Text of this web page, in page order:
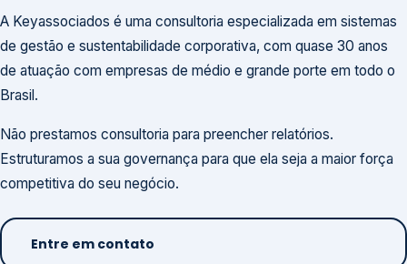
A Keyassociados é uma consultoria especializada em sistemas
de gestão e sustentabilidade corporativa, com quase 30 anos
de atuação com empresas de médio e grande porte em todo o
Brasil.
Não prestamos consultoria para preencher relatórios.
Estruturamos a sua governança para que ela seja a maior força
competitiva do seu negócio.
Entre em contato